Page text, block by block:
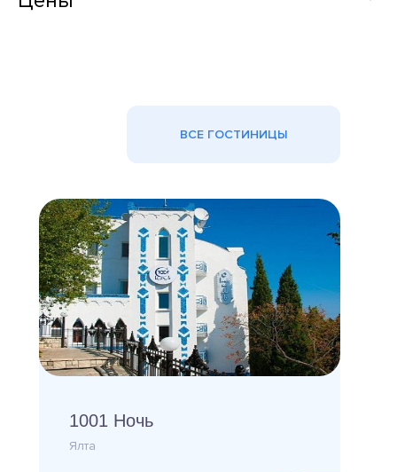
ВСЕ ГОСТИНИЦЫ
1001 Ночь
Ялта